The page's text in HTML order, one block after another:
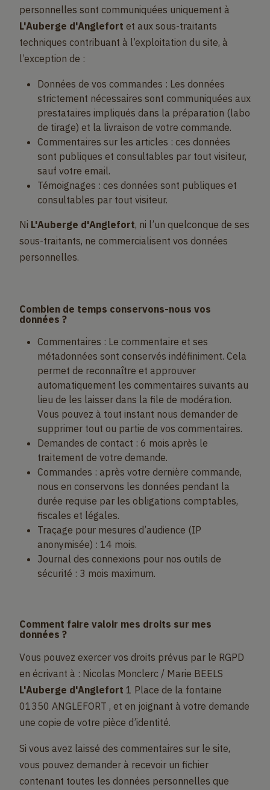
personnelles sont communiquées uniquement à
L'Auberge d'Anglefort et aux sous-traitants
techniques contribuant à l’exploitation du site, à
l’exception de :
Données de vos commandes : Les données
strictement nécessaires sont communiquées aux
prestataires impliqués dans la préparation (labo
de tirage) et la livraison de votre commande.
Commentaires sur les articles : ces données
sont publiques et consultables par tout visiteur,
sauf votre email.
Témoignages : ces données sont publiques et
consultables par tout visiteur.
Ni L'Auberge d'Anglefort, ni l’un quelconque de ses
sous-traitants, ne commercialisent vos données
personnelles.
Combien de temps conservons-nous vos
données ?
Commentaires : Le commentaire et ses
métadonnées sont conservés indéfiniment. Cela
permet de reconnaître et approuver
automatiquement les commentaires suivants au
lieu de les laisser dans la file de modération.
Vous pouvez à tout instant nous demander de
supprimer tout ou partie de vos commentaires.
Demandes de contact : 6 mois après le
traitement de votre demande.
Commandes : après votre dernière commande,
nous en conservons les données pendant la
durée requise par les obligations comptables,
fiscales et légales.
Traçage pour mesures d’audience (IP
anonymisée) : 14 mois.
Journal des connexions pour nos outils de
sécurité : 3 mois maximum.
Comment faire valoir mes droits sur mes
données ?
Vous pouvez exercer vos droits prévus par le RGPD
en écrivant à : Nicolas Monclerc / Marie BEELS
L'Auberge d'Anglefort 1 Place de la fontaine
01350 ANGLEFORT , et en joignant à votre demande
une copie de votre pièce d’identité.
Si vous avez laissé des commentaires sur le site,
vous pouvez demander à recevoir un fichier
contenant toutes les données personnelles que